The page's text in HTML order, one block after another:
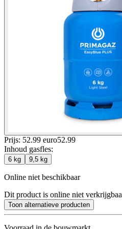
Prijs: 52.99 euro52.99
Inhoud gasfles:
6 kg 9,5 kg
Online niet beschikbaar
Dit product is online niet
Toon alternatieve producten